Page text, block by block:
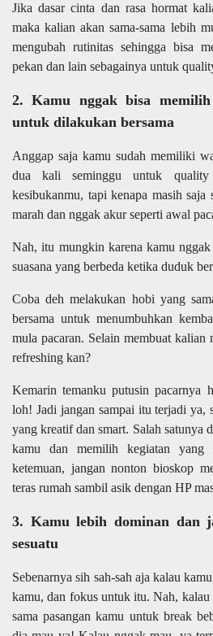
Jika dasar cinta dan rasa hormat
maka kalian akan sama-sama lebih
mengubah rutinitas sehingga bisa
pekan dan lain sebagainya untuk
2. Kamu nggak bisa
untuk dilakukan bersama
Anggap saja kamu sudah memiliki
dua kali seminggu untuk quality
kesibukanmu, tapi kenapa masih saja
marah dan nggak akur seperti awal
Nah, itu mungkin karena kamu
suasana yang berbeda ketika duduk
Coba deh melakukan hobi yang
bersama untuk menumbuhkan
mula pacaran. Selain membuat
refreshing kan?
Kemarin temanku putusin pacarnya
loh! Jadi jangan sampai itu terjadi ya,
yang kreatif dan smart. Salah satunya
kamu dan memilih kegiatan yang
ketemuan, jangan nonton bioskop
teras rumah sambil asik dengan HP
3. Kamu lebih dominan dan
sesuatu
Sebenarnya sih sah-sah aja kalau
kamu, dan fokus untuk itu. Nah,
sama pasangan kamu untuk break